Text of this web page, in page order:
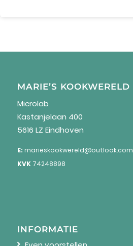
MARIE’S KOOKWERELD
Microlab
Kastanjelaan 400
5616 LZ Eindhoven
E: marieskookwereld@outlook.com
KVK74248898
INFORMATIE